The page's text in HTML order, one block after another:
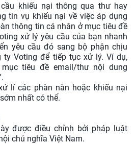
khiếu nại thông qua thư hay
tin vụ khiếu nại về việc áp dụng
thông tin cá nhân ở mục tiêu đề
xử lý yêu cầu của bạn nhanh
yêu cầu đó sang bộ phận chịu
ty Voting để tiếp tục xử lý. Ví dụ,
tiêu đề email/thư nội dung
lí các phàn nàn hoặc khiếu nại
nhất có thể.
được điều chỉnh bởi pháp luật
chủ nghĩa Việt Nam.